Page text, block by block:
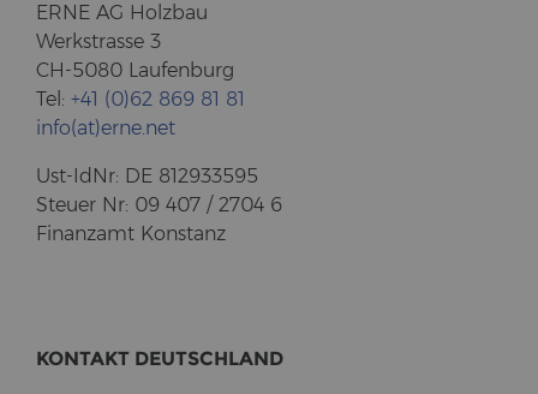
ERNE AG Holz­bau
Werk­stras­se 3
CH-5080 Lau­fen­burg
Tel: +41 (0)62 869 81 81
info(at)erne.net
Ust-​IdNr: DE 812933595
Steu­er Nr: 09 407 / 2704 6
Fi­nanz­amt Kon­stanz
KON­TAKT DEUTSCH­LAND